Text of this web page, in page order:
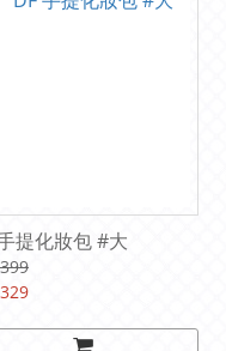
提化妝包 #大